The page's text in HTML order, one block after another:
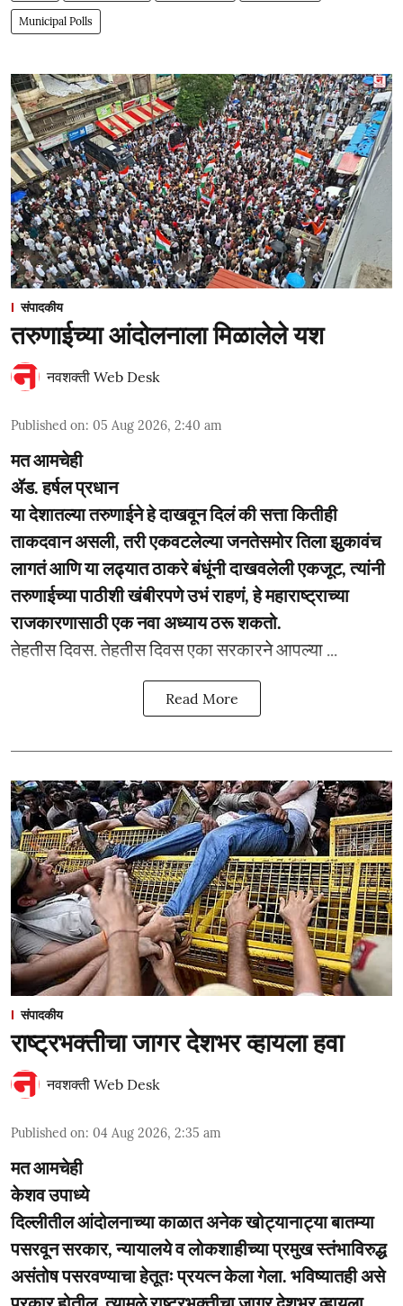
Municipal Polls
संपादकीय
तरुणाईच्या आंदोलनाला मिळालेले यश
नवशक्ती Web Desk
Published on: 05 Aug 2026, 2:40 am
मत आमचेही
ॲड. हर्षल प्रधान
या देशातल्या तरुणाईने हे दाखवून दिलं की सत्ता कितीही
ताकदवान असली, तरी एकवटलेल्या जनतेसमोर तिला झुकावंच
लागतं आणि या लढ्यात ठाकरे बंधूंनी दाखवलेली एकजूट, त्यांनी
तरुणाईच्या पाठीशी खंबीरपणे उभं राहणं, हे महाराष्ट्राच्या
राजकारणासाठी एक नवा अध्याय ठरू शकतो.
­­तेहतीस दिवस. तेहतीस दिवस एका सरकारने आपल्या ...
Read More
संपादकीय
राष्ट्रभक्तीचा जागर देशभर व्हायला हवा
नवशक्ती Web Desk
Published on: 04 Aug 2026, 2:35 am
मत आमचेही
केशव उपाध्ये
दिल्लीतील आंदोलनाच्या काळात अनेक खोट्यानाट्या बातम्या
पसरवून सरकार, न्यायालये व लोकशाहीच्या प्रमुख स्तंभाविरुद्ध
असंतोष पसरवण्याचा हेतूतः प्रयत्न केला गेला. भविष्यातही असे